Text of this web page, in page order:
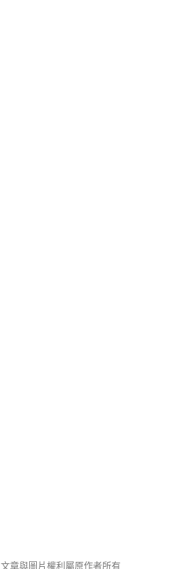
文章與圖片權利屬原作者所有